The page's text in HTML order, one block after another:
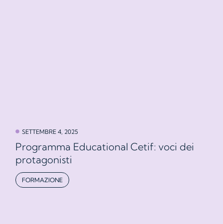
SETTEMBRE 4, 2025
Programma Educational Cetif: voci dei
protagonisti
FORMAZIONE